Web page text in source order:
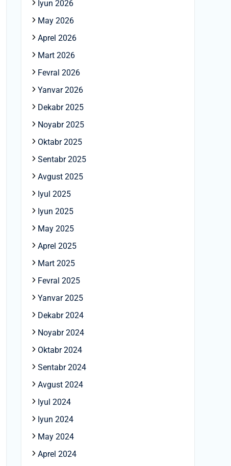
Iyun 2026
May 2026
Aprel 2026
Mart 2026
Fevral 2026
Yanvar 2026
Dekabr 2025
Noyabr 2025
Oktabr 2025
Sentabr 2025
Avgust 2025
Iyul 2025
Iyun 2025
May 2025
Aprel 2025
Mart 2025
Fevral 2025
Yanvar 2025
Dekabr 2024
Noyabr 2024
Oktabr 2024
Sentabr 2024
Avgust 2024
Iyul 2024
Iyun 2024
May 2024
Aprel 2024